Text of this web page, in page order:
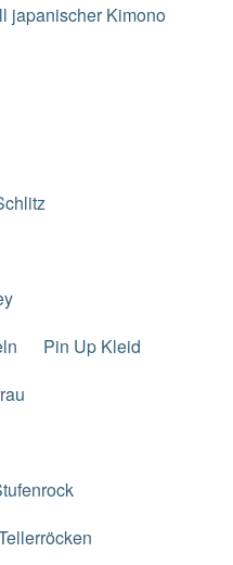
japanischer Kimono
Pin Up Kleid